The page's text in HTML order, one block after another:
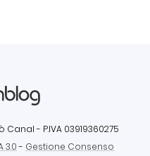
Canal - P.IVA 03919360275
3.0- Gestione Consenso